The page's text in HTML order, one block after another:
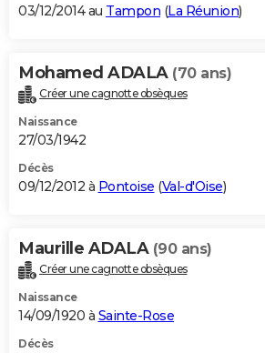
03/12/2014 au Tampon (La Réunion)
Mohamed ADALA (70 ans)
Créer une cagnotte obsèques
Naissance
27/03/1942
Décès
09/12/2012 à Pontoise (Val-d'Oise)
Maurille ADALA (90 ans)
Créer une cagnotte obsèques
Naissance
14/09/1920 à Sainte-Rose
Décès